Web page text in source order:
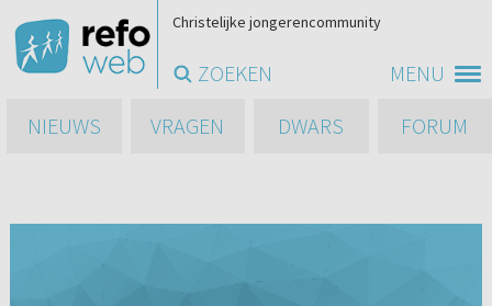
MENU
Christelijke jongerencommunity
ZOEKEN
NIEUWS
VRAGEN DWARS FORUM